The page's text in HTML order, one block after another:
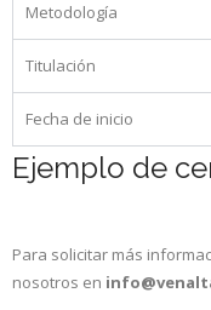
Metodología
Titulación
Fecha de inicio
Ejemplo de
Para solicitar más
nosotros en